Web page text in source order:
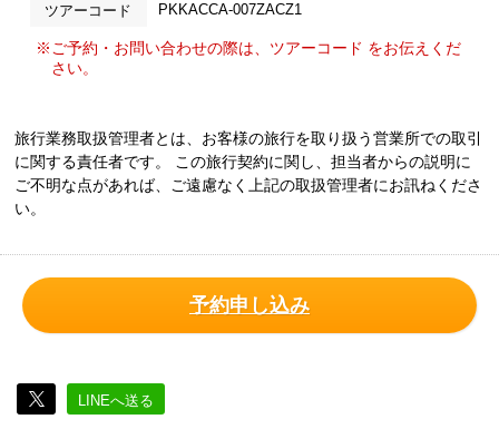
ツアーコード PKKACCA-007ZACZ1
※ご予約・お問い合わせの際は、ツアーコード をお伝えくだ
さい。
旅行業務取扱管理者とは、お客様の旅行を取り扱う営業所での取引
に関する責任者です。 この旅行契約に関し、担当者からの説明に
ご不明な点があれば、ご遠慮なく上記の取扱管理者にお訊ねくださ
い。
予約申し込み
LINEへ送る